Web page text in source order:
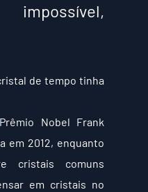
de tempo tinha
Nobel Frank
em 2012, enquanto
cristais comuns
em cristais no